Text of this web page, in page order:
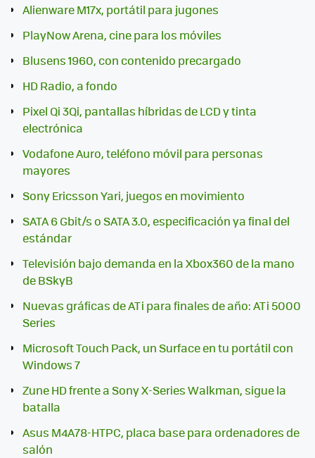
Alienware M17x, portátil para jugones
PlayNow Arena, cine para los móviles
Blusens 1960, con contenido precargado
HD Radio, a fondo
Pixel Qi 3Qi, pantallas híbridas de LCD y tinta
electrónica
Vodafone Auro, teléfono móvil para personas
mayores
Sony Ericsson Yari, juegos en movimiento
SATA 6 Gbit/s o SATA 3.0, especificación ya final del
estándar
Televisión bajo demanda en la Xbox360 de la mano
de BSkyB
Nuevas gráficas de ATi para finales de año: ATi 5000
Series
Microsoft Touch Pack, un Surface en tu portátil con
Windows 7
Zune HD frente a Sony X-Series Walkman, sigue la
batalla
Asus M4A78-HTPC, placa base para ordenadores de
salón